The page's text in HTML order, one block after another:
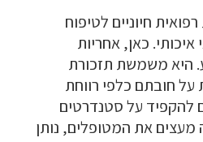
חיוניים לטיפוח
כאן, אחריות
היא משמשת תזכורת
על חובתם כלפי רווחת
להקפיד על סטנדרטים
מעצים את המטופלים, נותן